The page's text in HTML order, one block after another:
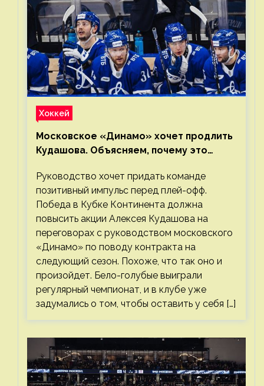
Хоккей
Московское «Динамо» хочет продлить
Кудашова. Объясняем, почему это
Руководство хочет придать команде
позитивный импульс перед плей-офф.
Победа в Кубке Континента должна
повысить акции Алексея Кудашова на
переговорах с руководством московского
«Динамо» по поводу контракта на
следующий сезон. Похоже, что так оно и
произойдет. Бело-голубые выиграли
регулярный чемпионат, и в клубе уже
задумались о том, чтобы оставить у себя […]